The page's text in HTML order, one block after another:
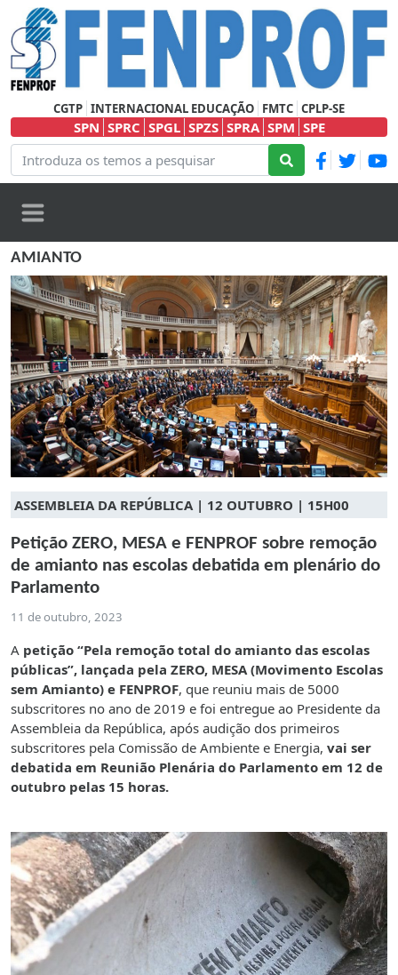
CGTP INTERNACIONAL EDUCAÇÃO FMTC CPLP-SE
SPN SPRC SPGL SPZS SPRA SPM SPE
AMIANTO
ASSEMBLEIA DA REPÚBLICA | 12 OUTUBRO | 15H00
Petição ZERO, MESA e FENPROF sobre remoção
de amianto nas escolas debatida em plenário do
Parlamento
11 de outubro, 2023
A petição “Pela remoção total do amianto das escolas
públicas”, lançada pela ZERO, MESA (Movimento Escolas
sem Amianto) e FENPROF, que reuniu mais de 5000
subscritores no ano de 2019 e foi entregue ao Presidente da
Assembleia da República, após audição dos primeiros
subscritores pela Comissão de Ambiente e Energia, vai ser
debatida em Reunião Plenária do Parlamento em 12 de
outubro pelas 15 horas.